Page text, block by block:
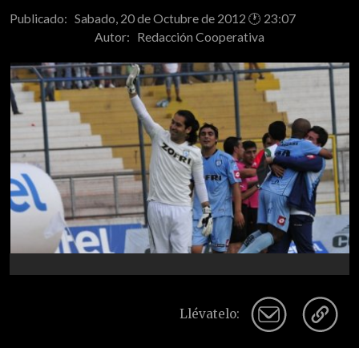
Publicado: Sabado, 20 de Octubre de 2012 🕐 23:07
Autor: Redacción Cooperativa
Llévatelo: